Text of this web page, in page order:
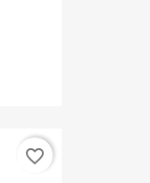
favorite_border